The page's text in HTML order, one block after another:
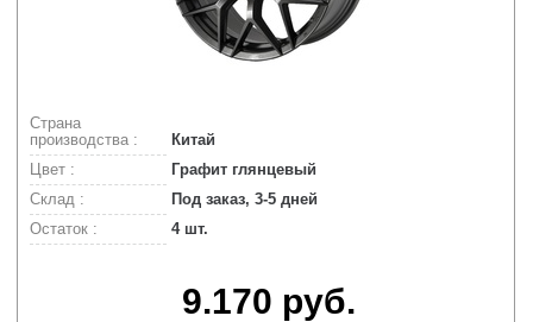
Страна
производства :
Китай
Цвет :
Графит глянцевый
Склад :
Под заказ, 3-5 дней
Остаток :
4 шт.
9.170 руб.